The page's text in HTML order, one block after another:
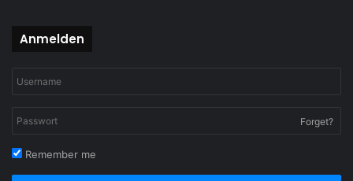
Anmelden
Forget?
Remember me